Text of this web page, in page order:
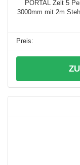
PORTAL Zelt 5
3000mm mit 2m